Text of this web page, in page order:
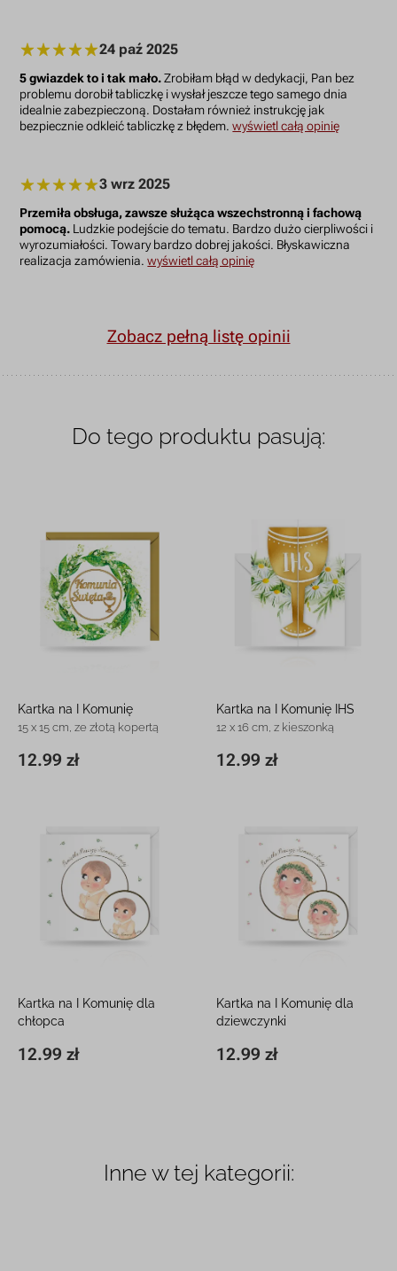
24 paź 2025
5 gwiazdek to i tak mało.Zrobiłam błąd w dedykacji, Pan bez
problemu dorobił tabliczkę i wysłał jeszcze tego samego dnia
idealnie zabezpieczoną. Dostałam również instrukcję jak
bezpiecznie odkleić tabliczkę z błędem.wyświetl całą opinię
3 wrz 2025
Przemiła obsługa, zawsze służąca wszechstronną i fachową
pomocą. Ludzkie podejście do tematu. Bardzo dużo cierpliwości i
wyrozumiałości. Towary bardzo dobrej jakości. Błyskawiczna
realizacja zamówienia.wyświetl całą opinię
Zobacz pełną listę opinii
Do tego produktu pasują:
Kartka na I Komunię
15 x 15 cm, ze złotą kopertą
12.99 zł
15 x 15 cm
Kartka na I Komunię IHS
12 x 16 cm, z kieszonką
12.99 zł
11,8 x 16,3 cm
Kartka na I Komunię dla
chłopca
12.99 zł
15 x 15 cm
Kartka na I Komunię dla
dziewczynki
12.99 zł
15 x 15 cm
Inne w tej kategorii: